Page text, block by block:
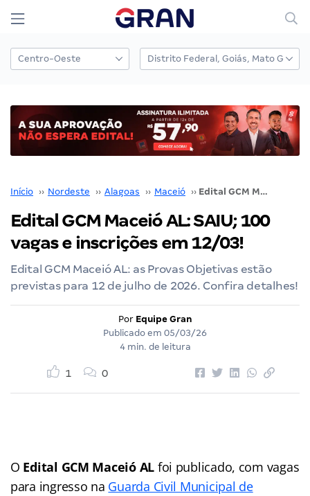
Início ›› Nordeste ›› Alagoas ›› Maceió ›› Edital GCM Maceió AL: SAIU; 100 vagas e inscrições em 12/03!
Edital GCM Maceió AL: SAIU; 100
vagas e inscrições em 12/03!
Edital GCM Maceió AL: as Provas Objetivas estão
previstas para 12 de julho de 2026. Confira detalhes!
Por Equipe Gran
Publicado em 05/03/26
4 min. de leitura
1 0
O Edital GCM Maceió AL foi publicado, com vagas
para ingresso na Guarda Civil Municipal de